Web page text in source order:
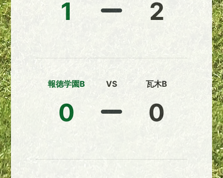
1 2
報徳学園B
0
VS 瓦木B
0